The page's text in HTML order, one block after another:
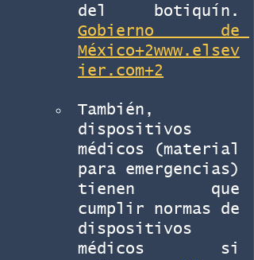
Gobierno de
México+2www.elsev
ier.com+2
También,
dispositivos
médicos (material
para emergencias)
tienen que
cumplir normas de
dispositivos
médicos si